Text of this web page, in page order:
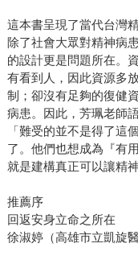
這本書呈現了當代台灣
除了社會大眾對精神病
的設計更是問題所在。
有看到人，因此資源多
制；卻沒有足夠的復健
病患。因此，芳珮老師
「難受的並不是得了這
了。他們也想成為『有
就是建構真正可以讓精
推薦序
回返安身立命之所在
徐淑婷（高雄市立凱旋